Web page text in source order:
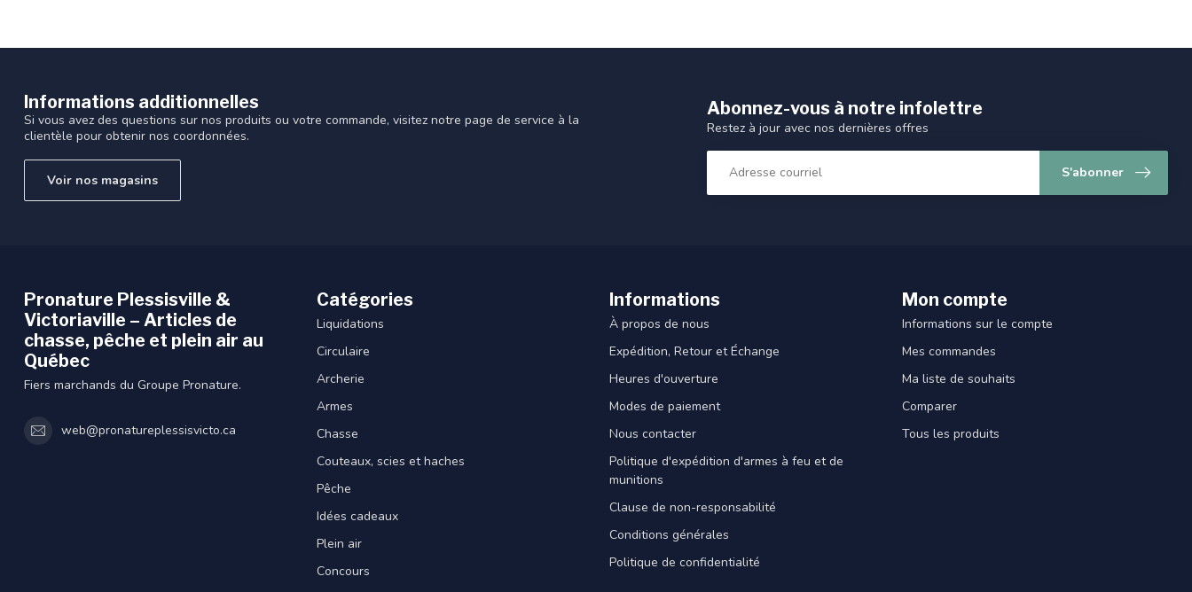
Informations additionnelles
Si vous avez des questions sur nos produits ou votre commande, visitez notre page de service à la
clientèle pour obtenir nos coordonnées.
Voir nos magasins
Abonnez-vous à notre infolettre
Restez à jour avec nos dernières offres
S'abonner
Pronature Plessisville &
Victoriaville – Articles de
chasse, pêche et plein air au
Québec
Fiers marchands du Groupe Pronature.
web@pronatureplessisvicto.ca
Catégories
Liquidations
Circulaire
Archerie
Armes
Chasse
Couteaux, scies et haches
Pêche
Idées cadeaux
Plein air
Concours
Informations
À propos de nous
Expédition, Retour et Échange
Heures d'ouverture
Modes de paiement
Nous contacter
Politique d'expédition d'armes à feu et de
munitions
Clause de non-responsabilité
Conditions générales
Politique de confidentialité
Mon compte
Informations sur le compte
Mes commandes
Ma liste de souhaits
Comparer
Tous les produits